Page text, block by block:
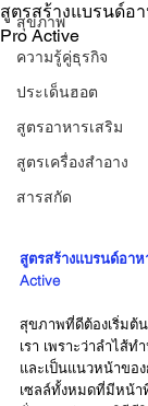
สุขภาพ
ความรู้คู่ธุรกิจ
ประเด็นฮอต
สูตรอาหารเสริม
สูตรเครื่องสำอาง
สารสกัด
สูตรสร้างแบรนด์อ
Pro Active
สูตรสร้างแบรนด์อาห
Active
สุขภาพที่ดีต้องเริ่มต้
เรา เพราะว่าลำไส้
และเป็นแนวหน้าขอ
เซลล์ทั้งหมดที่มีหน้า